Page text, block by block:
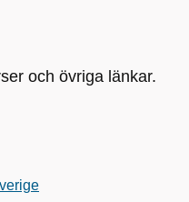
och övriga länkar.